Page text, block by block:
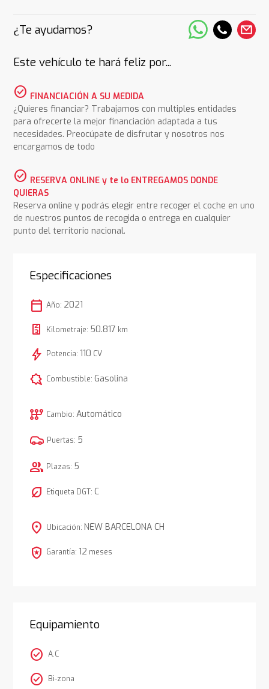
¿Te ayudamos?
Este vehículo te hará feliz por...
check_circle FINANCIACIÓN A SU MEDIDA
¿Quieres financiar? Trabajamos con multiples entidades
para ofrecerte la mejor financiación adaptada a tus
necesidades. Preocúpate de disfrutar y nosotros nos
encargamos de todo
check_circle RESERVA ONLINE y te lo ENTREGAMOS DONDE
QUIERAS
Reserva online y podrás elegir entre recoger el coche en uno
de nuestros puntos de recogida o entrega en cualquier
punto del territorio nacional.
Especificaciones
calendar_today Año: 2021
Kilometraje: 50.817 km
bolt Potencia: 110 CV
comic_bubble Combustible: Gasolina
auto_transmission Cambio: Automático
Puertas: 5
group Plazas: 5
nest_eco_leaf Etiqueta DGT: C
location_on Ubicación: NEW BARCELONA CH
local_police Garantía: 12 meses
Equipamiento
check_circle A.C
check_circle Bi-zona